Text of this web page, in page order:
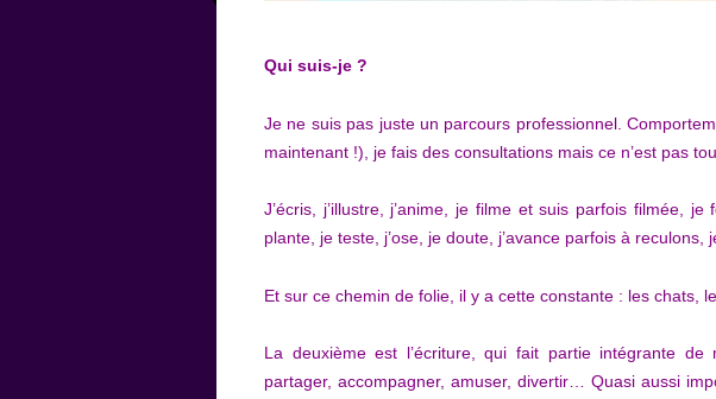
Qui suis-je ?
Je ne suis pas juste un parcours professionnel.
maintenant !), je fais des consultations mais ce n’est pas
J’écris, j’illustre, j’anime, je filme et suis parfois filmée,
plante, je teste, j’ose, je doute, j’avance parfois à
Et sur ce chemin de folie, il y a cette constante : les chats,
La deuxième est l’écriture, qui fait partie intégrante
partager, accompagner, amuser, divertir… Quasi aussi